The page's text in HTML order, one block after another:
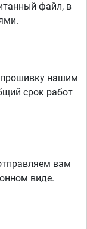
файл, в
нашим
срок работ
вам
виде.